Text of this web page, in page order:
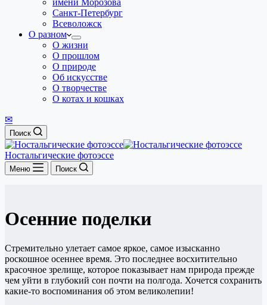
имени Морозова
Санкт-Петербург
Всеволожск
О разном
О жизни
О прошлом
О природе
Об искусстве
О творчестве
О котах и кошках
✉
Поиск
Ностальгические фотоэссе
Меню Поиск
Осенние поделки
Стремительно улетает самое яркое, самое изысканно
роскошное осеннее время. Это последнее восхитительно
красочное зрелище, которое показывает нам природа прежде
чем уйти в глубокий сон почти на полгода. Хочется сохранить
какие-то воспоминания об этом великолепии!